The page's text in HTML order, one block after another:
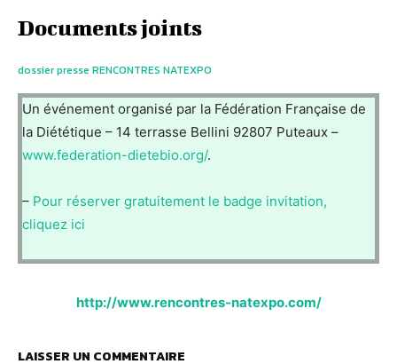
Documents joints
dossier presse RENCONTRES NATEXPO
Un événement organisé par la Fédération Française de
la Diététique – 14 terrasse Bellini 92807 Puteaux –
www.federation-dietebio.org/.
– Pour réserver gratuitement le badge invitation,
cliquez ici
http://www.rencontres-natexpo.com/
LAISSER UN COMMENTAIRE